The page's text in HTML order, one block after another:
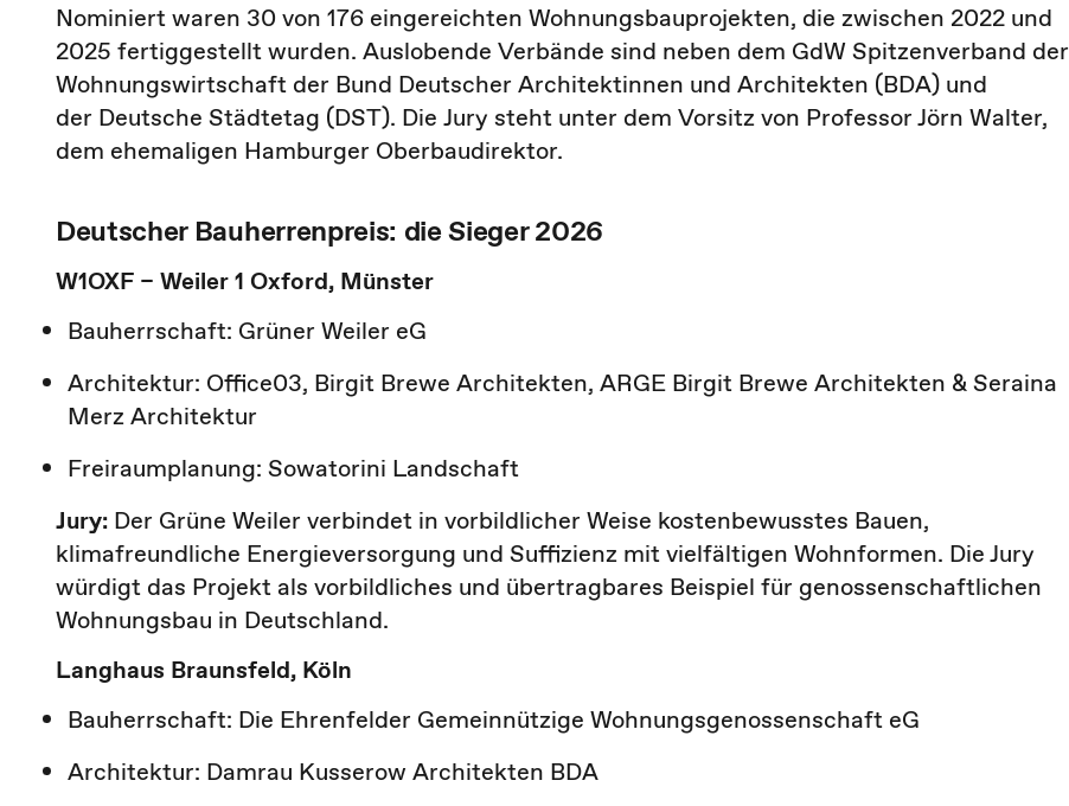
Nominiert waren 30 von 176 eingereichten Wohnungsbauprojekten, die zwischen 2022 und
2025 fertiggestellt wurden. Auslobende Verbände sind neben dem GdW Spitzenverband der
Wohnungswirtschaft der Bund Deutscher Architektinnen und Architekten (BDA) und
der Deutsche Städtetag (DST). Die Jury steht unter dem Vorsitz von Professor Jörn Walter,
dem ehemaligen Hamburger Oberbaudirektor.
Deutscher Bauherrenpreis: die Sieger 2026
W1OXF – Weiler 1 Oxford, Münster
Bauherrschaft: Grüner Weiler eG
Architektur: Office03, Birgit Brewe Architekten, ARGE Birgit Brewe Architekten & Seraina
Merz Architektur
Freiraumplanung: Sowatorini Landschaft
Jury: Der Grüne Weiler verbindet in vorbildlicher Weise kostenbewusstes Bauen,
klimafreundliche Energieversorgung und Suffizienz mit vielfältigen Wohnformen. Die Jury
würdigt das Projekt als vorbildliches und übertragbares Beispiel für genossenschaftlichen
Wohnungsbau in Deutschland.
Langhaus Braunsfeld, Köln
Bauherrschaft: Die Ehrenfelder Gemeinnützige Wohnungsgenossenschaft eG
Architektur: Damrau Kusserow Architekten BDA